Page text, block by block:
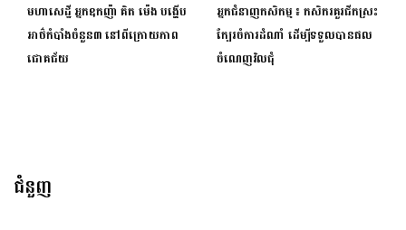
មហាសេដ្ឋី អ្នកឧកញ៉ា គិត ម៉េង បង្ហើប
អាថ៌កំបាំងចំនួន៣ នៅពីក្រោយភាព
ជោគជ័យ
អ្នកជំនាញកសិកម្ម ៖ កសិករគួរជីកស្រះ
ក្បែរចំការដំណាំ ដើម្បីទទួលបានផល
ចំណេញវិលជុំ
ជំនួញ